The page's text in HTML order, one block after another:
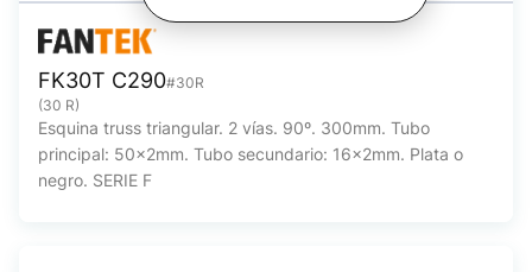
FK30T C290#30R
(30 R)
Esquina truss triangular. 2 vías. 90º. 300mm. Tubo
principal: 50x2mm. Tubo secundario: 16x2mm. Plata o
negro. SERIE F